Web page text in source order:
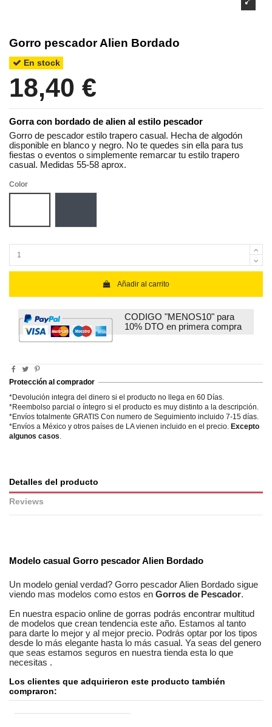
Gorro pescador Alien Bordado
En stock
18,40 €
Gorra con bordado de alien al estilo pescador
Gorro de pescador estilo trapero casual. Hecha de algodón
disponible en blanco y negro. No te quedes sin ella para tus
fiestas o eventos o simplemente remarcar tu estilo trapero
casual. Medidas 55-58 aprox.
Color
Añadir al carrito
CODIGO "MENOS10" para
10% DTO en primera compra
Protección al comprador
*Devolución integra del dinero si el producto no llega en 60 Días.
*Reembolso parcial o íntegro si el producto es muy distinto a la descripción.
*Envíos totalmente GRATIS Con numero de Seguimiento incluido 7-15 días.
*Envíos a México y otros países de LA vienen incluido en el precio. Excepto
algunos casos.
Detalles del producto
Reviews
Modelo casual Gorro pescador Alien Bordado
Un modelo genial verdad? Gorro pescador Alien Bordado sigue
viendo mas modelos como estos en Gorros de Pescador.
En nuestra espacio online de gorras podrás encontrar multitud
de modelos que crean tendencia este año. Estamos al tanto
para darte lo mejor y al mejor precio. Podrás optar por los tipos
desde lo más elegante hasta lo más casual. Ya seas del genero
que seas estamos seguros en nuestra tienda esta lo que
necesitas .
Los clientes que adquirieron este producto también
compraron: